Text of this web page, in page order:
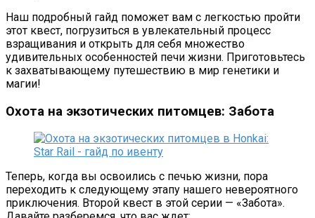
Наш подробный гайд поможет вам с легкостью пройти
этот квест, погрузиться в увлекательный процесс
взращивания и открыть для себя множество
удивительных особенностей печи жизни. Приготовьтесь
к захватывающему путешествию в мир генетики и
магии!
Охота на экзотических питомцев: Забота
Теперь, когда вы освоились с печью жизни, пора
переходить к следующему этапу нашего невероятного
приключения. Второй квест в этой серии — «Забота».